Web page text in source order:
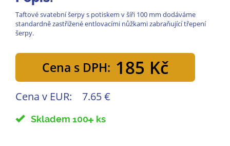
Taftové svatební šerpy s potiskem v šíři 100 mm dodáváme
standardně zastřižené entlovacími nůžkami zabraňující třepení
šerpy.
Cena s DPH: 185 Kč
Cena v EUR: 7.65 €
Skladem 100 ks